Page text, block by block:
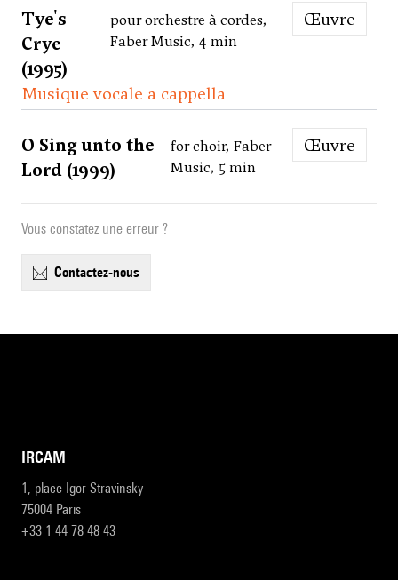
Tye's
Crye
(1995)
pour orchestre à cordes,
Faber Music, 4 min
Œuvre
Musique vocale a cappella
O Sing unto the
Lord (1999)
for choir, Faber
Music, 5 min
Œuvre
Vous constatez une erreur ?
contactez-nous
IRCAM
1, place Igor-Stravinsky
75004 Paris
+33 1 44 78 48 43